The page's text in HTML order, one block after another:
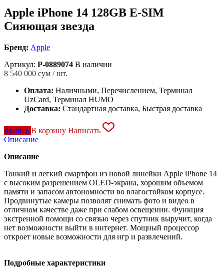
Apple iPhone 14 128GB E-SIM
Сияющая звезда
Бренд: Apple
Артикул: P-0889074 В наличии
8 540 000 сум / шт.
Оплата: Наличными, Перечислением, Терминал
UzCard, Терминал HUMO
Доставка: Стандартная доставка, Быстрая доставка
Купить В корзину Написать
Описание
Описание
Тонкий и легкий смартфон из новой линейки Apple iPhone 14
с высоким разрешением OLED-экрана, хорошим объемом
памяти и запасом автономности во влагостойком корпусе.
Продвинутые камеры позволят снимать фото и видео в
отличном качестве даже при слабом освещении. Функция
экстренной помощи со связью через спутник выручит, когда
нет возможности выйти в интернет. Мощный процессор
откроет новые возможности для игр и развлечений.
Подробные характеристики